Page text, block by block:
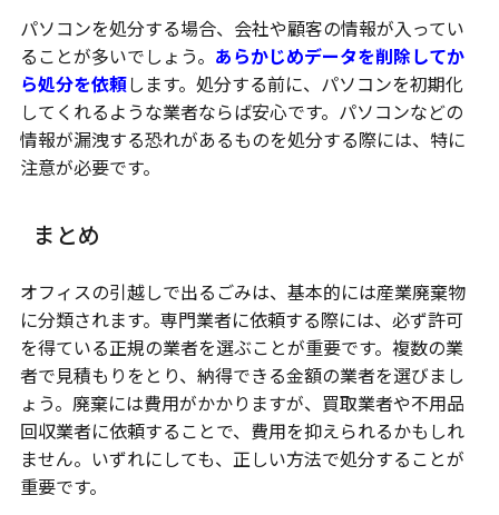
パソコンを処分する場合、会社や顧客の情報が入ってい
ることが多いでしょう。 あらかじめデータを削除してか
ら処分を依頼します。処分する前に、パソコンを初期化
してくれるような業者ならば安心です。パソコンなどの
情報が漏洩する恐れがあるものを処分する際には、特に
注意が必要です。
まとめ
オフィスの引越しで出るごみは、基本的には産業廃棄物
に分類されます。専門業者に依頼する際には、必ず許可
を得ている正規の業者を選ぶことが重要です。複数の業
者で見積もりをとり、納得できる金額の業者を選びまし
ょう。廃棄には費用がかかりますが、買取業者や不用品
回収業者に依頼することで、費用を抑えられるかもしれ
ません。いずれにしても、正しい方法で処分することが
重要です。